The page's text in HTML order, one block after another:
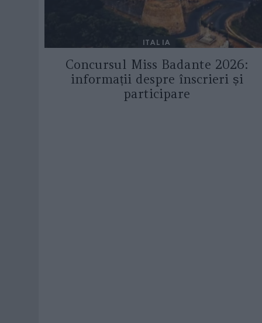
ITALIA
Concursul Miss Badante 2026:
informații despre înscrieri și
participare